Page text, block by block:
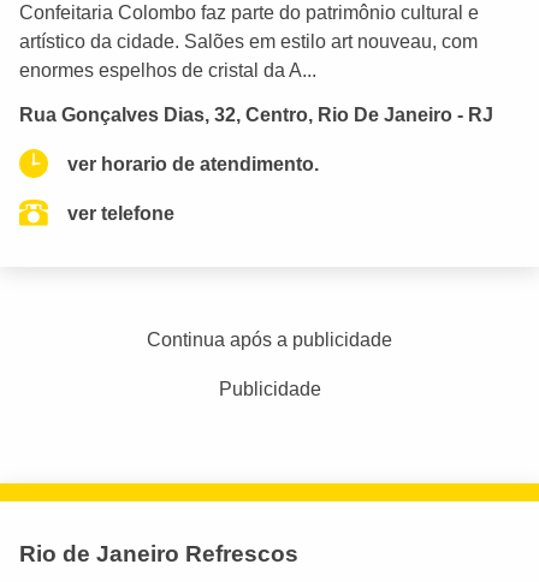
Confeitaria Colombo faz parte do patrimônio cultural e
artístico da cidade. Salões em estilo art nouveau, com
enormes espelhos de cristal da A...
Rua Gonçalves Dias, 32, Centro, Rio De Janeiro - RJ
ver horario de atendimento.
ver telefone
Continua após a publicidade
Publicidade
Rio de Janeiro Refrescos